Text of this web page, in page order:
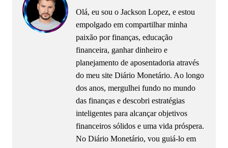
Olá, eu sou o Jackson Lopez, e estou
empolgado em compartilhar minha
paixão por finanças, educação
financeira, ganhar dinheiro e
planejamento de aposentadoria através
do meu site Diário Monetário. Ao longo
dos anos, mergulhei fundo no mundo
das finanças e descobri estratégias
inteligentes para alcançar objetivos
financeiros sólidos e uma vida próspera.
No Diário Monetário, vou guiá-lo em